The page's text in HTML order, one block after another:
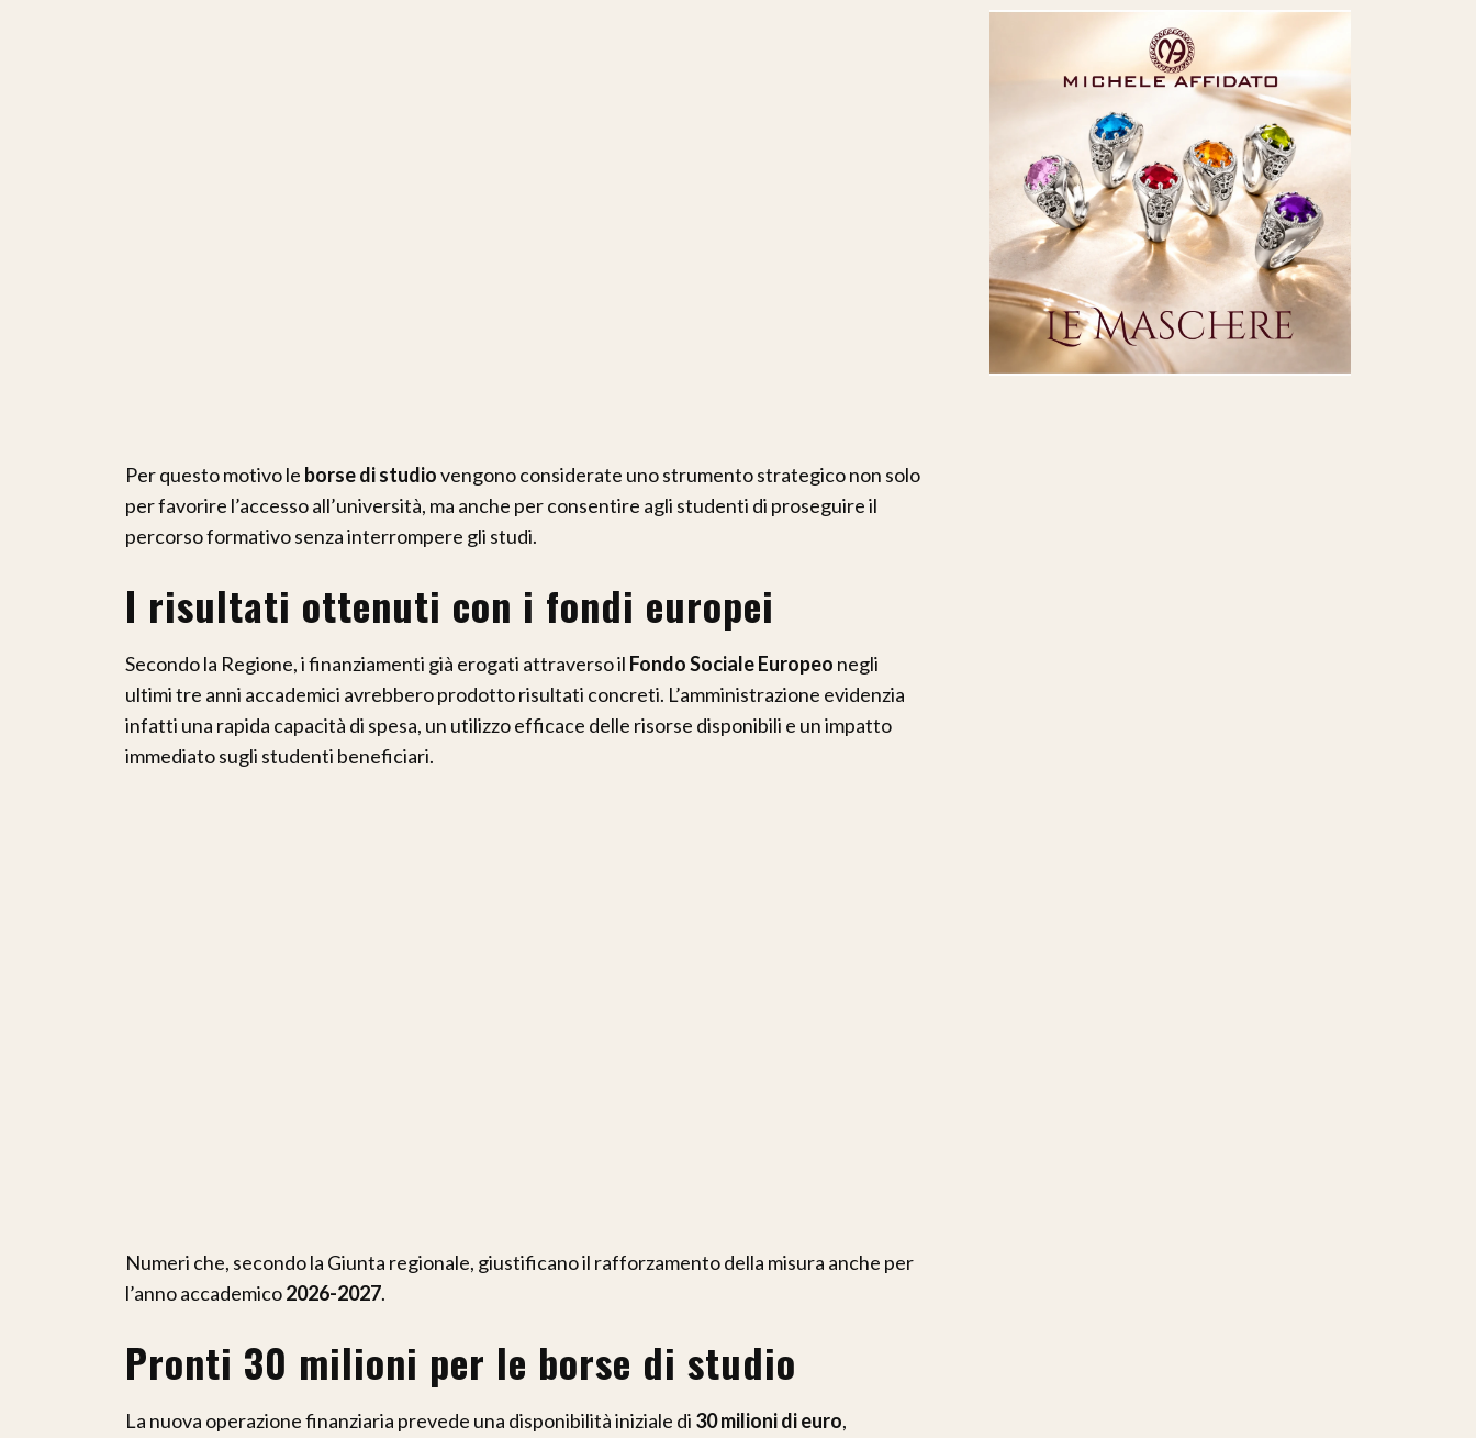
Per questo motivo le borse di studiovengono considerate uno strumento strategico non solo
per favorire l’accesso all’università, ma anche per consentire agli studenti di proseguire il
percorso formativo senza interrompere gli studi.
I risultati ottenuti con i fondi europei
Secondo la Regione, i finanziamenti già erogati attraverso il Fondo Sociale Europeo negli
ultimi tre anni accademici avrebbero prodotto risultati concreti. L’amministrazione evidenzia
infatti una rapida capacità di spesa, un utilizzo efficace delle risorse disponibili e un impatto
immediato sugli studenti beneficiari.
Numeri che, secondo la Giunta regionale, giustificano il rafforzamento della misura anche per
l’anno accademico2026-2027.
Pronti 30 milioni per le borse di studio
La nuova operazione finanziaria prevede una disponibilità iniziale di 30 milioni di euro,